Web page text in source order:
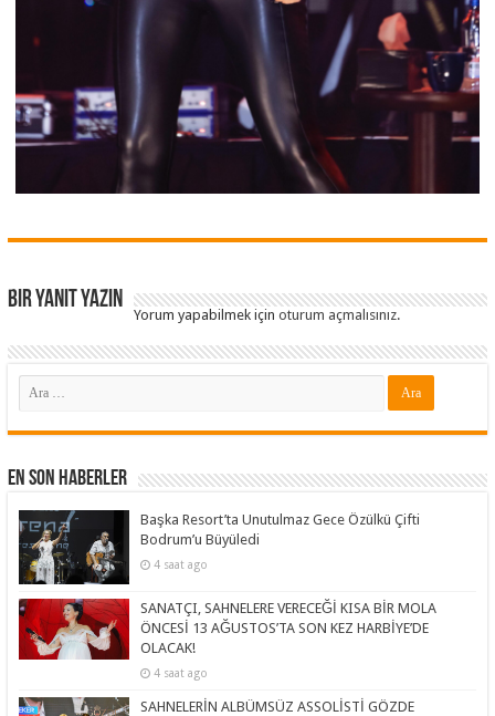
Bir yanıt yazın
Yorum yapabilmek içinoturum açmalısınız.
En Son Haberler
Başka Resort’ta Unutulmaz Gece Özülkü Çifti
Bodrum’u Büyüledi
4 saat ago
SANATÇI, SAHNELERE VERECEĞİ KISA BİR MOLA
ÖNCESİ 13 AĞUSTOS’TA SON KEZ HARBİYE’DE
OLACAK!
4 saat ago
SAHNELERİN ALBÜMSÜZ ASSOLİSTİ GÖZDE